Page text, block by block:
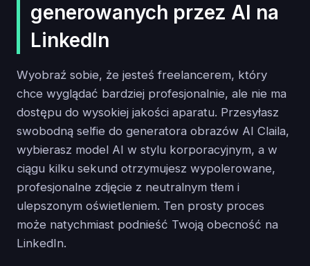
generowanych przez AI na
LinkedIn
Wyobraź sobie, że jesteś freelancerem, który
chce wyglądać bardziej profesjonalnie, ale nie ma
dostępu do wysokiej jakości aparatu. Przesyłasz
swobodną selfie do generatora obrazów AI Claila,
wybierasz model AI w stylu korporacyjnym, a w
ciągu kilku sekund otrzymujesz wypolerowane,
profesjonalne zdjęcie z neutralnym tłem i
ulepszonym oświetleniem. Ten prosty proces
może natychmiast podnieść Twoją obecność na
LinkedIn.